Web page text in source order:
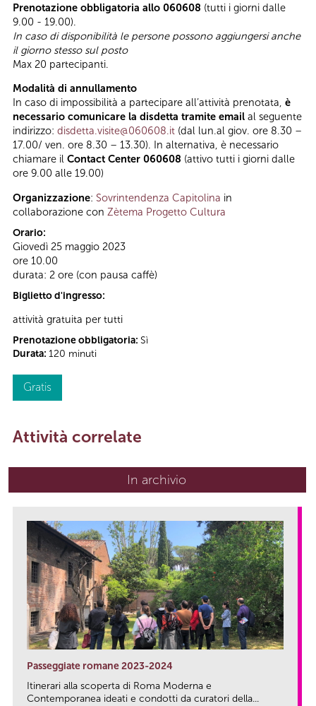
Prenotazione obbligatoria allo 060608 (tutti i giorni dalle
9.00 - 19.00).
In caso di disponibilità le persone possono aggiungersi anche
il giorno stesso sul posto
Max 20 partecipanti.
Modalità di annullamento
In caso di impossibilità a partecipare all’attività prenotata, è
necessario comunicare la disdetta tramite email al seguente
indirizzo: disdetta.visite@060608.it (dal lun.al giov. ore 8.30 –
17.00/ ven. ore 8.30 – 13.30). In alternativa, è necessario
chiamare il Contact Center 060608 (attivo tutti i giorni dalle
ore 9.00 alle 19.00)
Organizzazione: Sovrintendenza Capitolina in
collaborazione con Zètema Progetto Cultura
Orario:
Giovedì 25 maggio 2023
ore 10.00
durata: 2 ore (con pausa caffè)
Biglietto d'ingresso:
attività gratuita per tutti
Prenotazione obbligatoria: Sì
Durata: 120 minuti
Gratis
Attività correlate
In archivio
Passeggiate romane 2023-2024
Itinerari alla scoperta di Roma Moderna e
Contemporanea ideati e condotti da curatori della...